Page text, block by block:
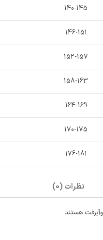
140-145
146-151
152-157
158-163
164-169
170-175
176-181
نظرات (0)